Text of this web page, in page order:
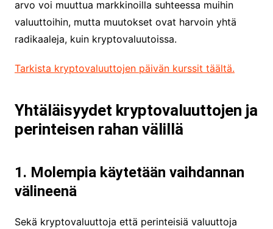
arvo voi muuttua markkinoilla suhteessa muihin
valuuttoihin, mutta muutokset ovat harvoin yhtä
radikaaleja, kuin kryptovaluutoissa.
Tarkista kryptovaluuttojen päivän kurssit täältä.
Yhtäläisyydet kryptovaluuttojen ja
perinteisen rahan välillä
1. Molempia käytetään vaihdannan
välineenä
Sekä kryptovaluuttoja että perinteisiä valuuttoja